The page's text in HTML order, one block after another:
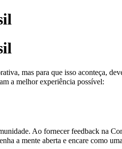
mas para que isso aconteça,
a melhor experiência possível:
Ao fornecer feedback na
a mente aberta e encare como